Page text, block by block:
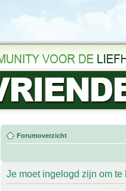
Forumoverzicht
Je moet ingelogd zijn om